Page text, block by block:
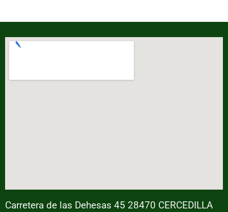
Carretera de las Dehesas 45 28470 CERCEDILLA